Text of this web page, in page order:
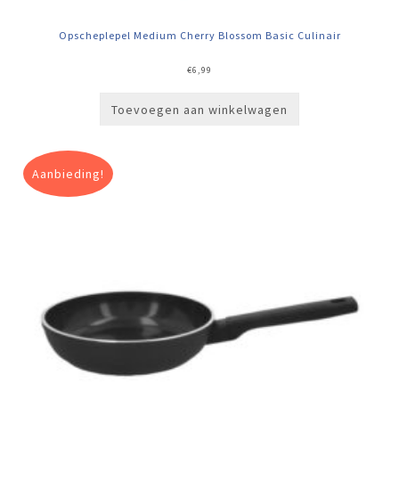
Opscheplepel Medium Cherry Blossom Basic Culinair
€6,99
Toevoegen aan winkelwagen
Aanbieding!